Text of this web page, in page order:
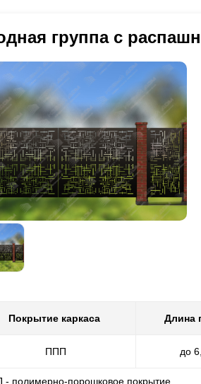
группа с
Покрытие каркаса Длина
ППП до
- полимерно-порошковое покрытие